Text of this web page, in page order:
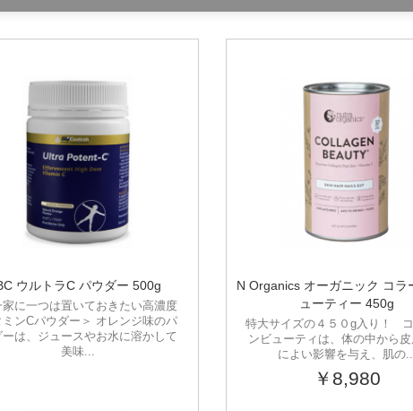
ウルトラC パウダー 500g
家に一つは置いておきたい高濃度
ミンCパウダー＞ オレンジ味のパ
ーは、ジュースやお水に溶かして
美味...
N Organics オーガニック コラ
ューティー 450g
特大サイズの４５０g入り！
ンビューティは、体の中から
によい影響を与え、肌の...
￥8,980